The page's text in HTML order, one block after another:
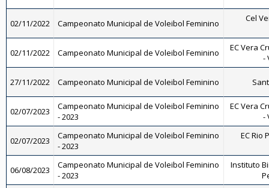
02/11/2022 Campeonato Municipal de Voleibol Feminino Cel
02/11/2022 Campeonato Municipal de Voleibol Feminino
EC Vera
-
27/11/2022 Campeonato Municipal de Voleibol Feminino
02/07/2023
Campeonato Municipal de Voleibol Feminino
- 2023
EC Vera
-
02/07/2023
Campeonato Municipal de Voleibol Feminino
- 2023
EC Rio
06/08/2023
Campeonato Municipal de Voleibol Feminino
- 2023
Instituto